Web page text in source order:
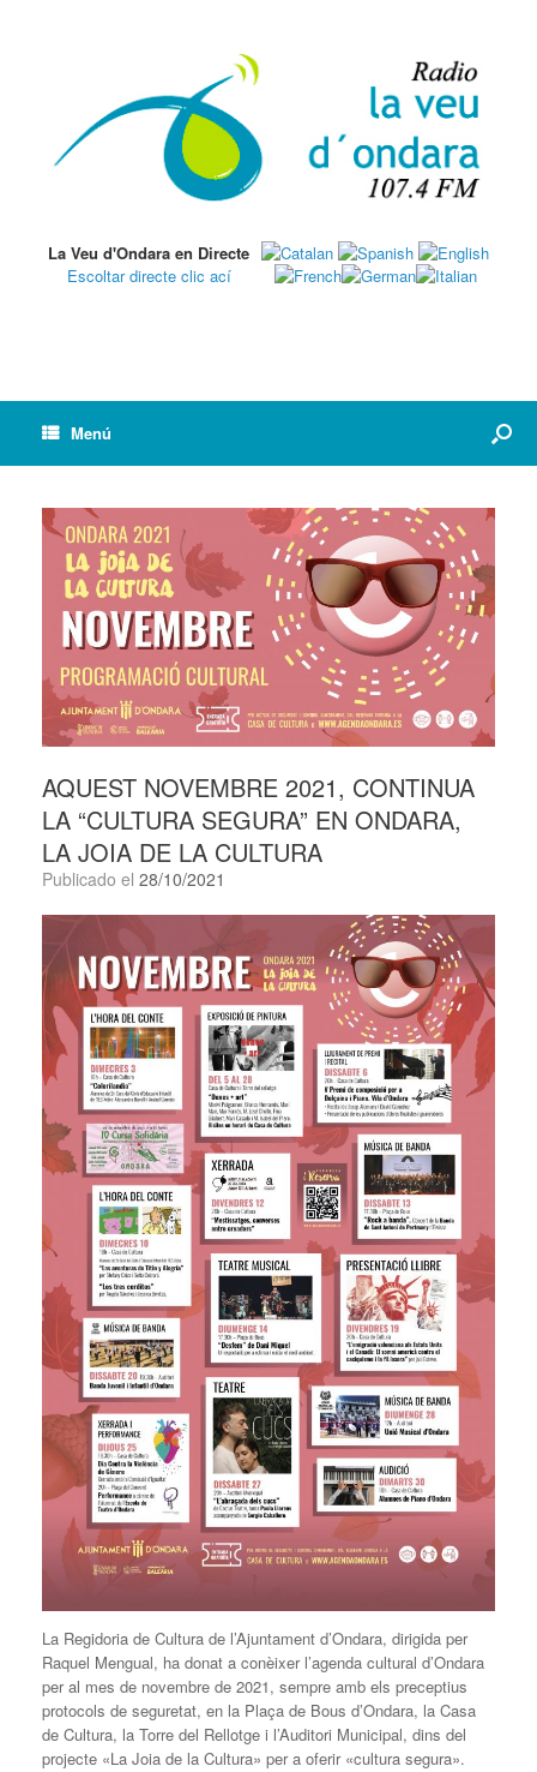
La Veu d'Ondara en Directe
Escoltar directe clic ací
Menú
AQUEST NOVEMBRE 2021, CONTINUA
LA “CULTURA SEGURA” EN ONDARA,
LA JOIA DE LA CULTURA
Publicado el 28/10/2021
La Regidoria de Cultura de l’Ajuntament d’Ondara, dirigida per
Raquel Mengual, ha donat a conèixer l’agenda cultural d’Ondara
per al mes de novembre de 2021, sempre amb els preceptius
protocols de seguretat, en la Plaça de Bous d’Ondara, la Casa
de Cultura, la Torre del Rellotge i l’Auditori Municipal, dins del
projecte «La Joia de la Cultura» per a oferir «cultura segura».